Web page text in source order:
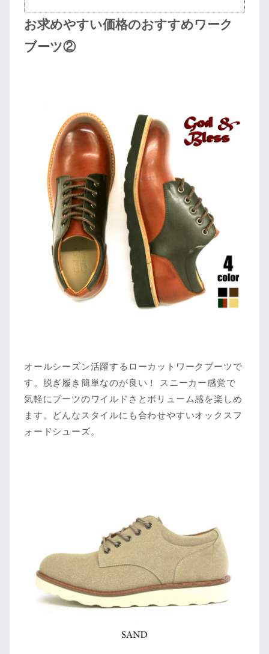
お求めやすい価格のおすすめワーク
ブーツ②
オールシーズン活躍するローカットワークブーツで
す。脱ぎ履き簡単なのが良い！ スニーカー感覚で
気軽にブーツのワイルドさとボリューム感を楽しめ
ます。どんなスタイルにも合わせやすいオックスフ
ォードシューズ。